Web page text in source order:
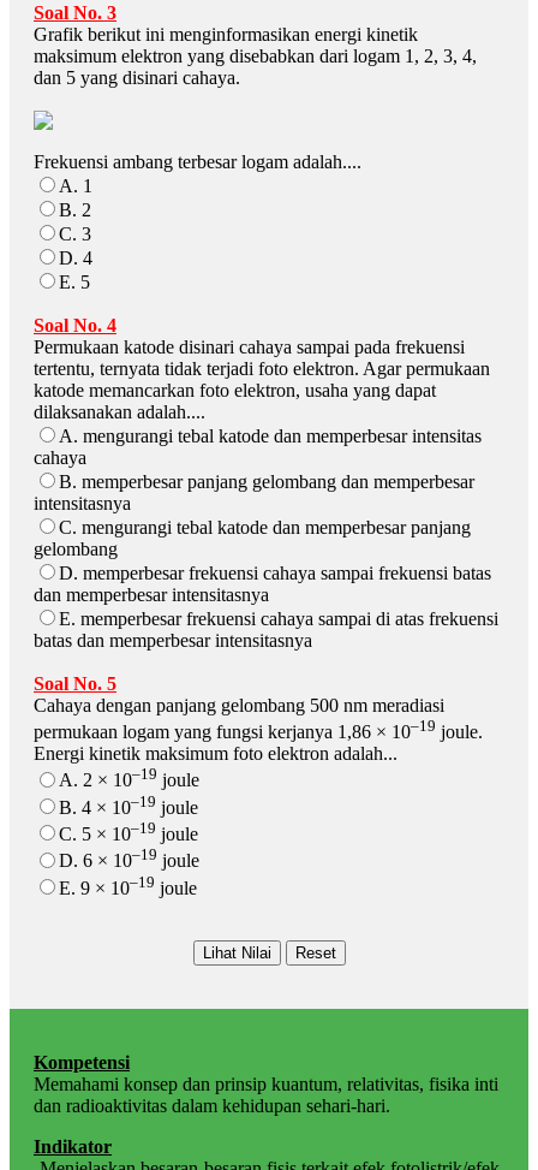
Soal No. 3
Grafik berikut ini menginformasikan energi kinetik
maksimum elektron yang disebabkan dari logam 1, 2, 3, 4,
dan 5 yang disinari cahaya.
Frekuensi ambang terbesar logam adalah....
A. 1
B. 2
C. 3
D. 4
E. 5
Soal No. 4
Permukaan katode disinari cahaya sampai pada frekuensi
tertentu, ternyata tidak terjadi foto elektron. Agar permukaan
katode memancarkan foto elektron, usaha yang dapat
dilaksanakan adalah....
A. mengurangi tebal katode dan memperbesar intensitas
cahaya
B. memperbesar panjang gelombang dan memperbesar
intensitasnya
C. mengurangi tebal katode dan memperbesar panjang
gelombang
D. memperbesar frekuensi cahaya sampai frekuensi batas
dan memperbesar intensitasnya
E. memperbesar frekuensi cahaya sampai di atas frekuensi
batas dan memperbesar intensitasnya
Soal No. 5
Cahaya dengan panjang gelombang 500 nm meradiasi
permukaan logam yang fungsi kerjanya 1,86 × 10–19 joule.
Energi kinetik maksimum foto elektron adalah...
A. 2 × 10–19 joule
B. 4 × 10–19 joule
C. 5 × 10–19 joule
D. 6 × 10–19 joule
E. 9 × 10–19 joule
Kompetensi
Memahami konsep dan prinsip kuantum, relativitas, fisika inti
dan radioaktivitas dalam kehidupan sehari-hari.
Indikator